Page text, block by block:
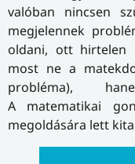
valóban nincsen
megjelennek
oldani, ott hirtelen
most ne a
probléma),
A matematikai
megoldására lett